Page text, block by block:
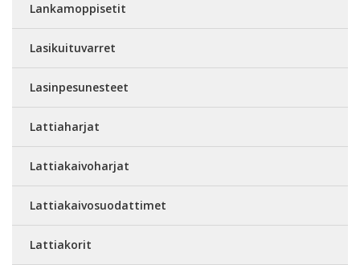
Lankamoppisetit
Lasikuituvarret
Lasinpesunesteet
Lattiaharjat
Lattiakaivoharjat
Lattiakaivosuodattimet
Lattiakorit